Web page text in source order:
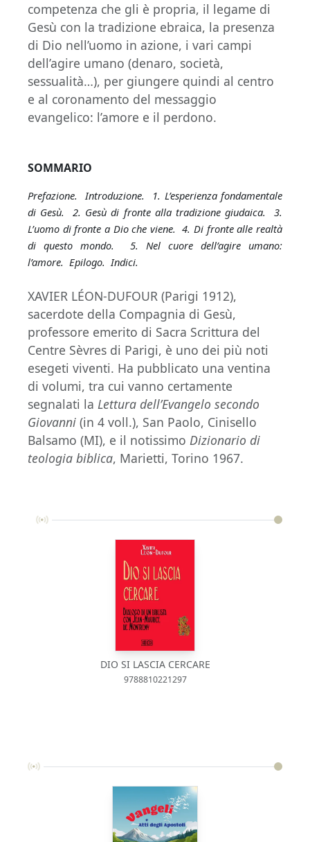
competenza che gli è propria, il legame di
Gesù con la tradizione ebraica, la presenza
di Dio nell’uomo in azione, i vari campi
dell’agire umano (denaro, società,
sessualità…), per giungere quindi al centro
e al coronamento del messaggio
evangelico: l’amore e il perdono.
SOMMARIO
Prefazione. Introduzione. 1. L’esperienza fondamentale
di Gesù. 2. Gesù di fronte alla tradizione giudaica. 3.
L’uomo di fronte a Dio che viene. 4. Di fronte alle realtà
di questo mondo. 5. Nel cuore dell’agire umano:
l’amore. Epilogo. Indici.
XAVIER LÉON-DUFOUR (Parigi 1912),
sacerdote della Compagnia di Gesù,
professore emerito di Sacra Scrittura del
Centre Sèvres di Parigi, è uno dei più noti
esegeti viventi. Ha pubblicato una ventina
di volumi, tra cui vanno certamente
segnalati la Lettura dell’Evangelo secondo
Giovanni (in 4 voll.), San Paolo, Cinisello
Balsamo (MI), e il notissimo Dizionario di
teologia biblica, Marietti, Torino 1967.
DIO SI LASCIA CERCARE
9788810221297